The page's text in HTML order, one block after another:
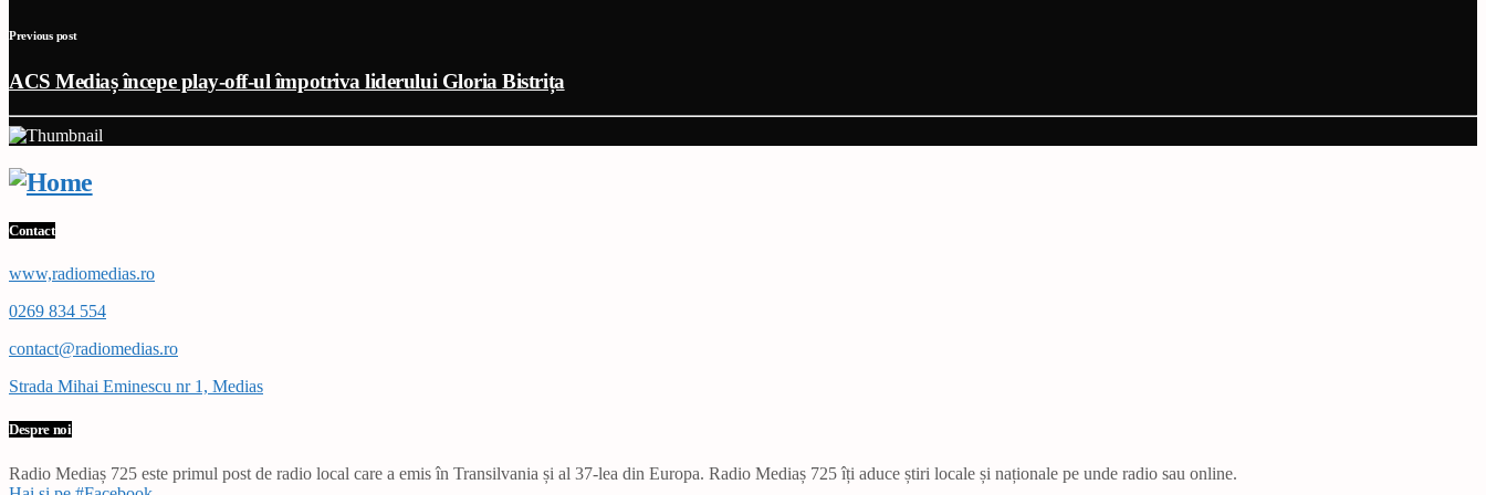
Previous post
ACS Mediaș începe play-off-ul împotriva liderului Gloria Bistrița
Contact
www,radiomedias.ro
0269 834 554
contact@radiomedias.ro
Strada Mihai Eminescu nr 1, Medias
Despre noi
Radio Mediaș 725 este primul post de radio local care a emis în Transilvania și al 37-lea din Europa. Radio Mediaș 725 îți aduce știri locale și naționale pe unde radio sau online.